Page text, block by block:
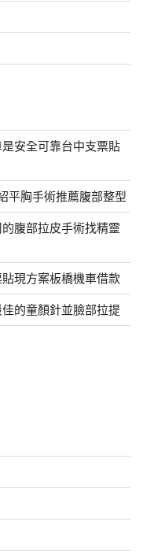
安全可靠台中支票貼
平胸手術推薦腹部整型
腹部拉皮手術找精靈
現方案板橋機車借款
的童顏針並臉部拉提